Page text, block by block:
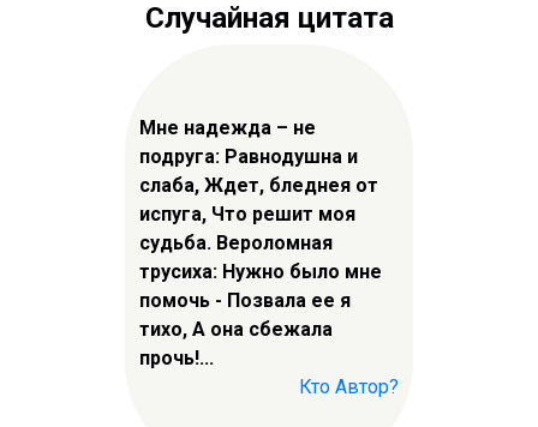
Случайная цитата
Мне надежда – не
подруга: Равнодушна и
слаба, Ждет, бледнея от
испуга, Что решит моя
судьба. Вероломная
трусиха: Нужно было мне
помочь - Позвала ее я
тихо, А она сбежала
прочь!...
Кто Автор?